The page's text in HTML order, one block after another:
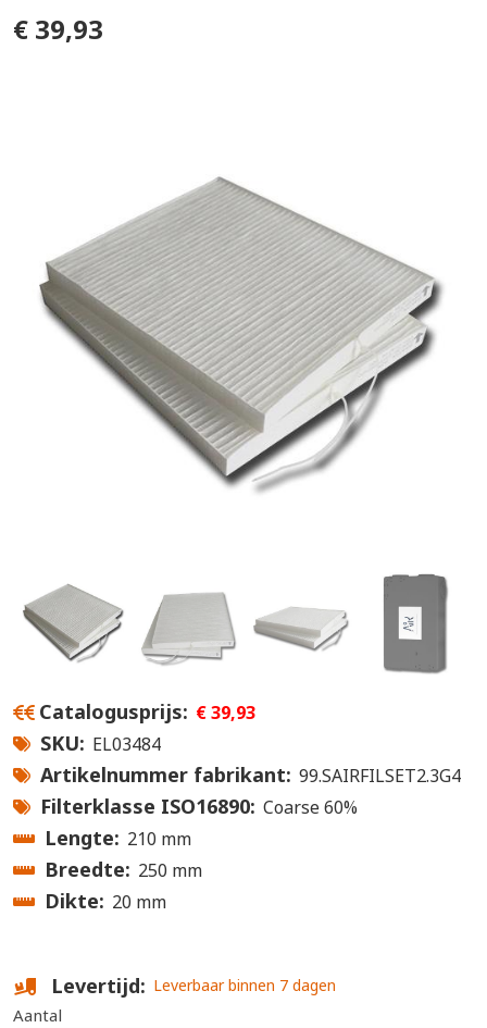
€ 39,93
Catalogusprijs € 39,93
SKU EL03484
Artikelnummer fabrikant 99.SAIRFILSET2.3G4
Filterklasse ISO16890 Coarse 60%
Lengte 210 mm
Breedte 250 mm
Dikte 20 mm
Levertijd Leverbaar binnen 7 dagen
Aantal